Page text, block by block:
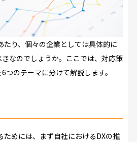
たり、個々の企業としては具体的に
なのでしょうか。ここでは、対応策
つのテーマに分けて解説します。
ためには、まず自社におけるDXの推